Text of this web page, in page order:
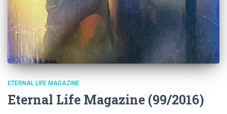
ETERNAL LIFE MAGAZINE
Eternal Life Magazine (99/2016)